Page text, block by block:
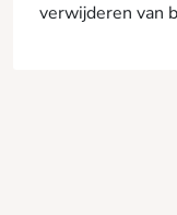
verwijderen van